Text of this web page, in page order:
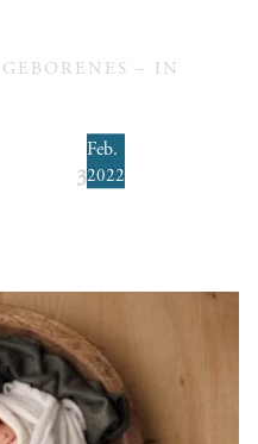
– IN
3
Feb.
2022